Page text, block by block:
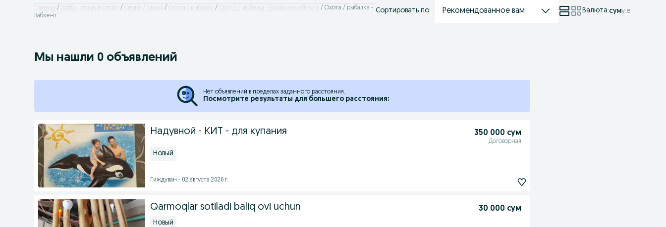
Главная Хобби, отдых и спорт Спорт / отдых Охота / рыбалка Охота / рыбалка - Бухарская область
Охота / рыбалка -
Вабкент
Сортировать по: Рекомендованное вам Валюта:суму.е.
Мы нашли 0 объявлений
Нет объявлений в пределах заданного расстояния.
Посмотрите результаты для большего расстояния:
Надувной - КИТ - для купания 350 000 сум
Договорная
Новый
Гиждуван - 02 августа 2026 г.
Qarmoqlar sotiladi baliq ovi uchun 30 000 сум
Новый